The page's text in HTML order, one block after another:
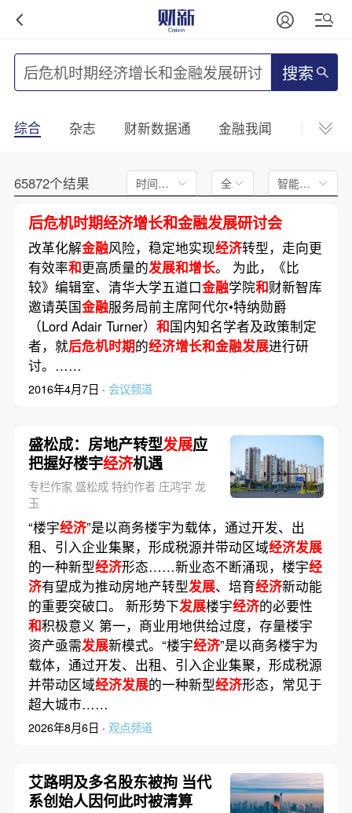
搜索
综合 杂志 财新数据通 金融我闻 财新
65872个结果 时间不限 全文 智能排序
后危机时期经济增长和金融发展研讨会
改革化解金融风险，稳定地实现经济转型，走向更
有效率和更高质量的发展和增长。 为此，《比
较》编辑室、清华大学五道口金融学院和财新智库
邀请英国金融服务局前主席阿代尔•特纳勋爵
（Lord Adair Turner） 和国内知名学者及政策制定
者，就后危机时期的经济增长和金融发展进行研
讨。……
2016年4月7日 · 会议频道
盛松成：房地产转型发展应
把握好楼宇经济机遇
专栏作家 盛松成 特约作者 庄鸿宇 龙
玉
“楼宇经济”是以商务楼宇为载体，通过开发、出
租、引入企业集聚，形成税源并带动区域经济发展
的一种新型经济形态……新业态不断涌现，楼宇经
济有望成为推动房地产转型发展、培育经济新动能
的重要突破口。 新形势下发展楼宇经济的必要性
和积极意义 第一，商业用地供给过度，存量楼宇
资产亟需发展新模式。“楼宇经济”是以商务楼宇为
载体，通过开发、出租、引入企业集聚，形成税源
并带动区域经济发展的一种新型经济形态，常见于
超大城市……
2026年8月6日 · 观点频道
艾路明及多名股东被拘 当代
系创始人因何此时被清算